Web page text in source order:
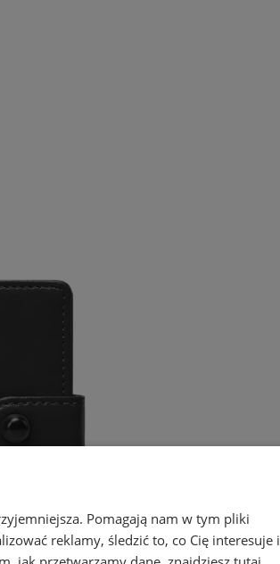
Pomagają nam w tym pliki
reklamy, śledzić to, co Cię interesuje i